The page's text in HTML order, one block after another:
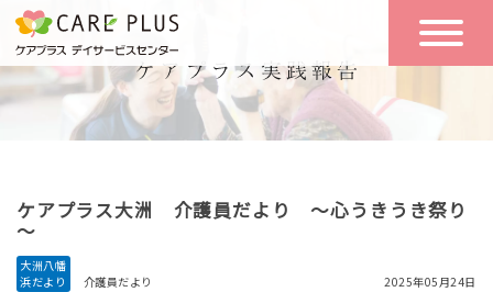
こんな方に
おすすめ
一日の流れ
一日体験
空き状況
ケアプラス大洲 介護員だより ～心うきうき祭り
～
大洲八幡
浜だより
介護員だより 2025年05月24日